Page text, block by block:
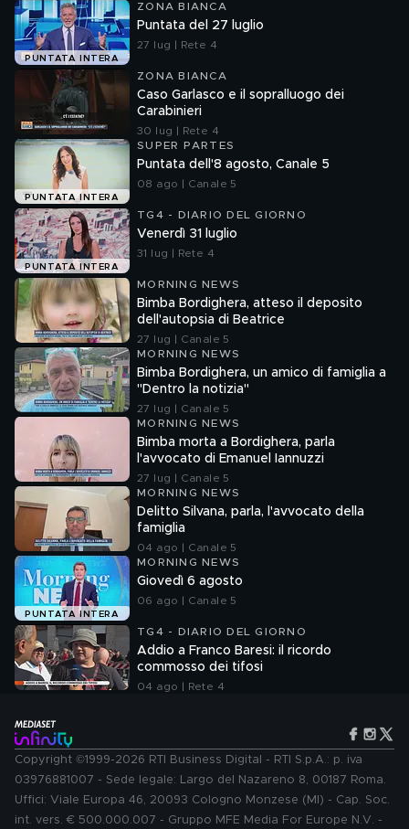
PUNTATA INTERA
ZONA BIANCA
Puntata del 27 luglio
27 lug | Rete 4
ZONA BIANCA
Caso Garlasco e il sopralluogo dei
Carabinieri
30 lug | Rete 4
PUNTATA INTERA
SUPER PARTES
Puntata dell'8 agosto, Canale 5
08 ago | Canale 5
PUNTATA INTERA
TG4 - DIARIO DEL GIORNO
Venerdì 31 luglio
31 lug | Rete 4
MORNING NEWS
Bimba Bordighera, atteso il deposito
dell'autopsia di Beatrice
27 lug | Canale 5
MORNING NEWS
Bimba Bordighera, un amico di famiglia a
"Dentro la notizia"
27 lug | Canale 5
MORNING NEWS
Bimba morta a Bordighera, parla
l'avvocato di Emanuel Iannuzzi
27 lug | Canale 5
MORNING NEWS
Delitto Silvana, parla, l'avvocato della
famiglia
04 ago | Canale 5
PUNTATA INTERA
MORNING NEWS
Giovedì 6 agosto
06 ago | Canale 5
TG4 - DIARIO DEL GIORNO
Addio a Franco Baresi: il ricordo
commosso dei tifosi
04 ago | Rete 4
Copyright ©1999-2026 RTI Business Digital - RTI S.p.A.: p. iva
03976881007 - Sede legale: Largo del Nazareno 8, 00187 Roma.
Uffici: Viale Europa 46, 20093 Cologno Monzese (MI) - Cap. Soc.
int. vers. € 500.000.007 - Gruppo MFE Media For Europe N.V. -